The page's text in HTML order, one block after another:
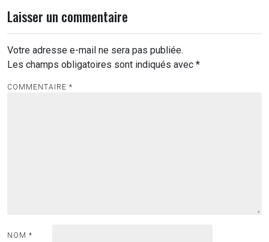
Laisser un commentaire
Votre adresse e-mail ne sera pas publiée.
Les champs obligatoires sont indiqués avec *
COMMENTAIRE *
NOM *